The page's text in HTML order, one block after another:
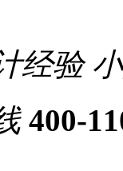
经验
400-